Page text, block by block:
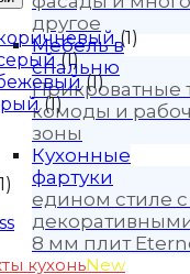
другое
Мебель в
спальню
Прикроватные
комоды и
зоны
Кухонные
фартуки
едином стиле
8 мм плит
кухоньNew
(1)
(1)
(1)
(1)
1)